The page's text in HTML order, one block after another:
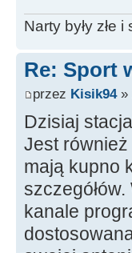
Narty były złe
Re: Sport
przez Kisik94»
Dzisiaj
Jest również
mają kupno
kanale